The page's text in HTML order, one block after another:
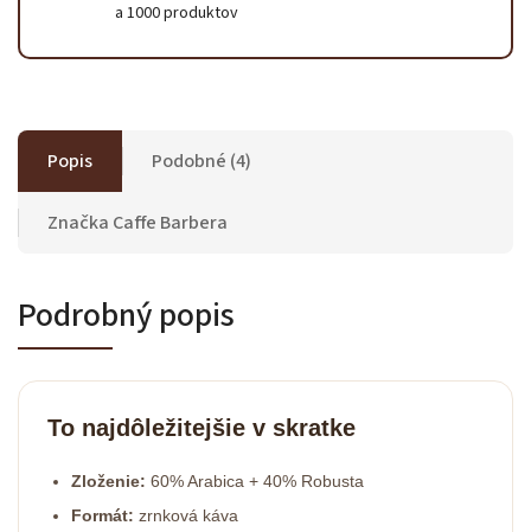
a 1000 produktov
Popis Podobné (4)
Značka Caffe Barbera
Podrobný popis
To najdôležitejšie v skratke
Zloženie: 60% Arabica + 40% Robusta
Formát: zrnková káva